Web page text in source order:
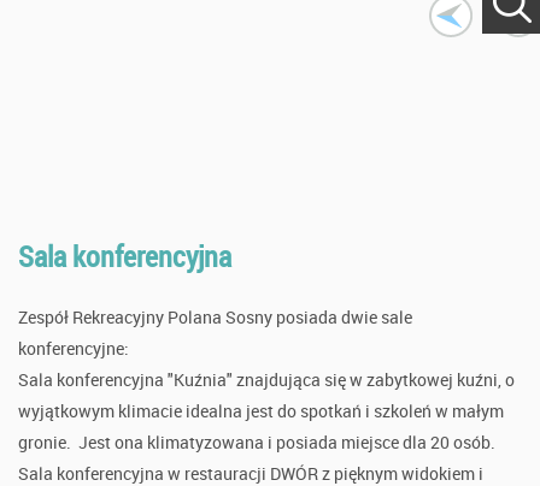
Sala konferencyjna
Zespół Rekreacyjny Polana Sosny posiada dwie sale
konferencyjne:
Sala konferencyjna "Kuźnia" znajdująca się w zabytkowej kuźni, o
wyjątkowym klimacie idealna jest do spotkań i szkoleń w małym
gronie. Jest ona klimatyzowana i posiada miejsce dla 20 osób.
Sala konferencyjna w restauracji DWÓR z pięknym widokiem i